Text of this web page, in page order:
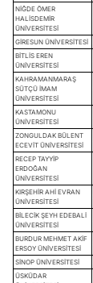
NİĞDE ÖMER
HALİSDEMİR
ÜNİVERSİTESİ
GİRESUN ÜNİVERSİTESİ
BİTLİS EREN
ÜNİVERSİTESİ
KAHRAMANMARAŞ
SÜTÇÜ İMAM
ÜNİVERSİTESİ
KASTAMONU
ÜNİVERSİTESİ
ZONGULDAK BÜLENT
ECEVİT ÜNİVERSİTESİ
RECEP TAYYİP
ERDOĞAN
ÜNİVERSİTESİ
KIRŞEHİR AHİ EVRAN
ÜNİVERSİTESİ
BİLECİK ŞEYH EDEBALİ
ÜNİVERSİTESİ
BURDUR MEHMET AKİF
ERSOY ÜNİVERSİTESİ
SİNOP ÜNİVERSİTESİ
ÜSKÜDAR